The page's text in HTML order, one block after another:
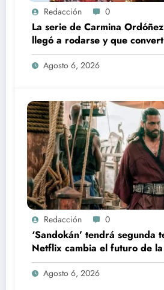
Redacción 0
La serie de Carmina
llegó a rodarse y que
Pantoja en la gran
Agosto 6, 2026
Redacción 0
‘Sandokán’ tendrá segunda
Netflix cambia el futuro de
Agosto 6, 2026